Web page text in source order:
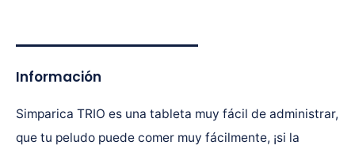
Información
Simparica TRIO es una tableta muy fácil de administrar,
que tu peludo puede comer muy fácilmente, ¡si la